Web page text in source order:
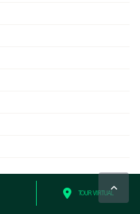
TOUR VIRTUAL